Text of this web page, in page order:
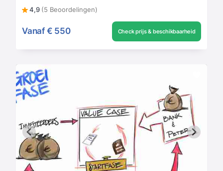
4,9 (5 Beoordelingen)
Vanaf € 550 Check prijs & beschikbaarheid